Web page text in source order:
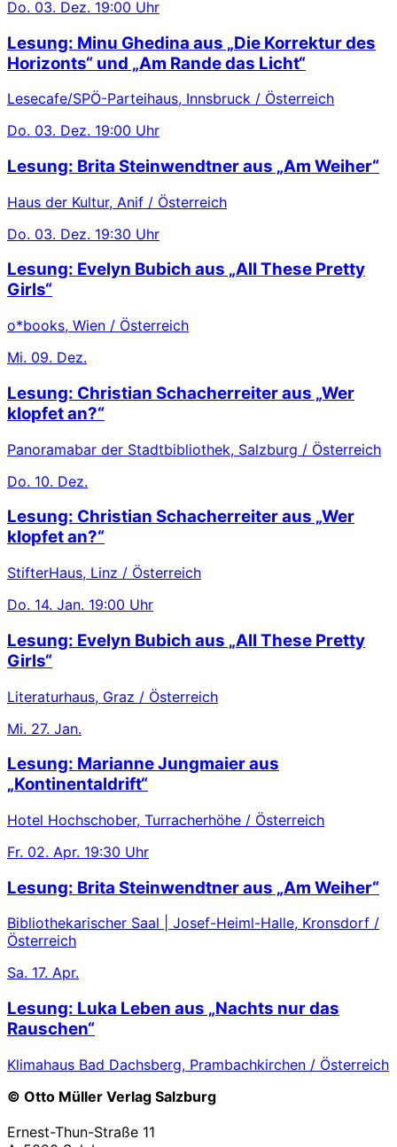
Do. 03. Dez. 19:00 Uhr
Lesung: Minu Ghedina aus „Die Korrektur des
Horizonts“ und „Am Rande das Licht“
Lesecafe/SPÖ-Parteihaus, Innsbruck / Österreich
Do. 03. Dez. 19:00 Uhr
Lesung: Brita Steinwendtner aus „Am Weiher“
Haus der Kultur, Anif / Österreich
Do. 03. Dez. 19:30 Uhr
Lesung: Evelyn Bubich aus „All These Pretty
Girls“
o*books, Wien / Österreich
Mi. 09. Dez.
Lesung: Christian Schacherreiter aus „Wer
klopfet an?“
Panoramabar der Stadtbibliothek, Salzburg / Österreich
Do. 10. Dez.
Lesung: Christian Schacherreiter aus „Wer
klopfet an?“
StifterHaus, Linz / Österreich
Do. 14. Jan. 19:00 Uhr
Lesung: Evelyn Bubich aus „All These Pretty
Girls“
Literaturhaus, Graz / Österreich
Mi. 27. Jan.
Lesung: Marianne Jungmaier aus
„Kontinentaldrift“
Hotel Hochschober, Turracherhöhe / Österreich
Fr. 02. Apr. 19:30 Uhr
Lesung: Brita Steinwendtner aus „Am Weiher“
Bibliothekarischer Saal | Josef-Heiml-Halle, Kronsdorf /
Österreich
Sa. 17. Apr.
Lesung: Luka Leben aus „Nachts nur das
Rauschen“
Klimahaus Bad Dachsberg, Prambachkirchen / Österreich
© Otto Müller Verlag Salzburg
Ernest-Thun-Straße 11